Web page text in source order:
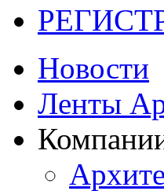
Новости
Ленты